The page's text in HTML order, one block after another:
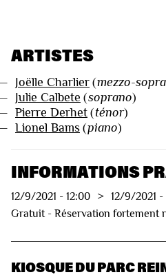
ARTISTES
Joëlle Charlier (mezzo-
Julie Calbete (soprano)
Pierre Derhet (ténor)
Lionel Bams (piano)
INFORMATIONS
12/9/2021 - 12:00 > 12/9/2021 -
Gratuit - Réservation fortement
KIOSQUE DU PARC